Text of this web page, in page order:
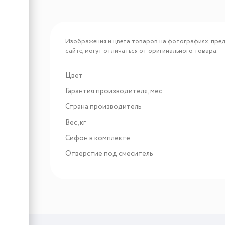
Изображения и цвета товаров на фотографиях,
сайте, могут отличаться от оригинального товара.
Цвет
Гарантия производителя, мес
Страна производитель
Вес, кг
Сифон в комплекте
Отверстие под смеситель
Omoikiri NA-02 IN
Арт: 4956726